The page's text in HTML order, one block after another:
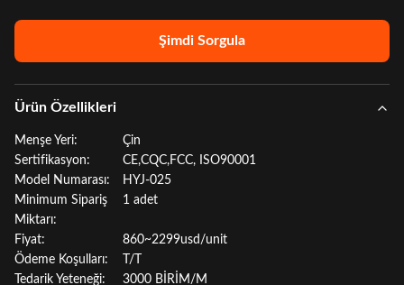
Şimdi Sorgula
Ürün Özellikleri
Menşe Yeri:
Çin
Sertifikasyon:
CE,CQC,FCC, ISO90001
Model Numarası:
HYJ-025
Minimum Sipariş
Miktarı:
1 adet
Fiyat:
860~2299usd/unit
Ödeme Koşulları:
T/T
Tedarik Yeteneği:
3000 BİRİM/M